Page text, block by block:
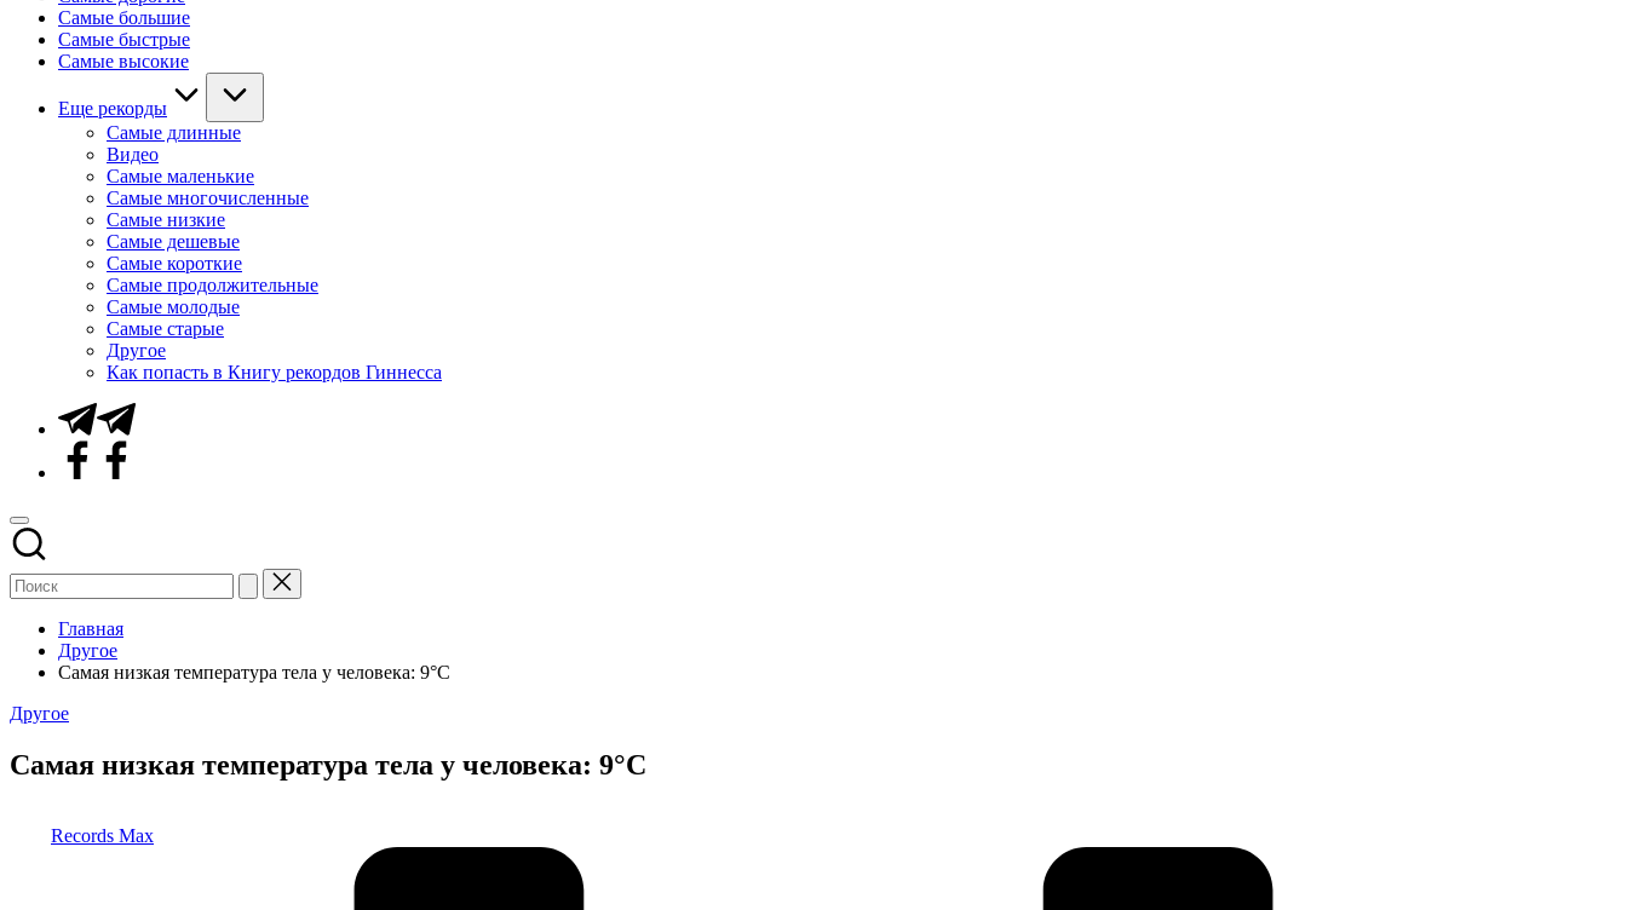
Самые большие
Самые быстрые
Самые высокие
Еще рекорды
Самые длинные
Видео
Самые маленькие
Самые многочисленные
Самые низкие
Самые дешевые
Самые короткие
Самые продолжительные
Самые молодые
Самые старые
Другое
Как попасть в Книгу рекордов Гиннесса
Telegram
Facebook
Главная
Другое
Самая низкая температура тела у человека: 9°С
Опубликовано
Другое
Самая низкая температура тела у человека: 9°С
Records Max